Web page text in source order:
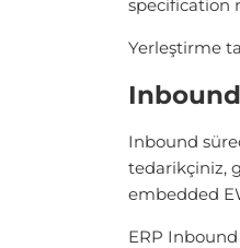
specification
Yerleştirme
Inbound
tedarikçiniz,
embedded
ERP